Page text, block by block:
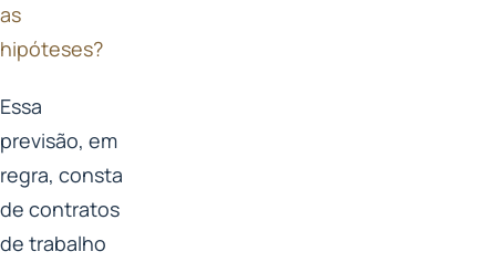
as
hipóteses?
Essa
previsão, em
regra, consta
de contratos
de trabalho